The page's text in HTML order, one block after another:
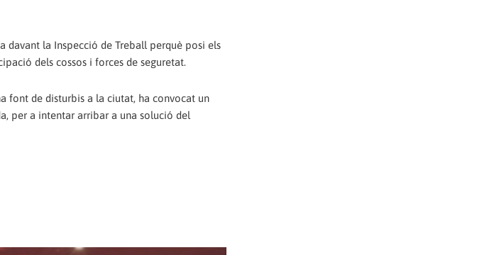
davant la Inspecció de Treball perquè posi els
dels cossos i forces de seguretat.
font de disturbis a la ciutat, ha convocat un
per a intentar arribar a una solució del